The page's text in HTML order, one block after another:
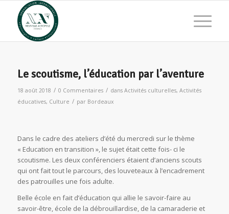
Le scoutisme, l’éducation par l’aventure
18 août 2018 / 0 Commentaires / dans Activités culturelles, Activités
éducatives, Culture / par Bordeaux
Dans le cadre des ateliers d’été du mercredi sur le thème
« Education en transition », le sujet était cette fois- ci le
scoutisme. Les deux conférenciers étaient d’anciens scouts
qui ont fait tout le parcours, des louveteaux à l’encadrement
des patrouilles une fois adulte.
Belle école en fait d’éducation qui allie le savoir-faire au
savoir-être, école de la débrouillardise, de la camaraderie et